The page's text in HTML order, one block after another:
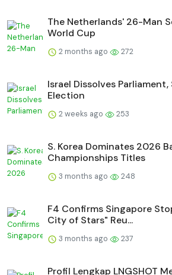
The Netherlands' 26-Man
World Cup
2 months ago 272
Israel Dissolves
Election
2 weeks ago 253
S. Korea Dominates 2026
Championships Titles
3 months ago 248
F4 Confirms Singapore
City of Stars" Reu...
3 months ago 237
Profil Lengkap LNGSHOT